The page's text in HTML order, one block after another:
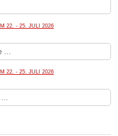
22. - 25. JULI 2026
22. - 25. JULI 2026